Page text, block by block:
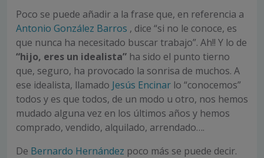
Poco se puede añadir a la frase que, en referencia a
Antonio González Barros , dice “si no le conoce, es
que nunca ha necesitado buscar trabajo”. Ah!! Y lo de
“hijo, eres un idealista” ha sido el punto tierno
que, seguro, ha provocado la sonrisa de muchos. A
ese idealista, llamado Jesús Encinar lo “conocemos”
todos y es que todos, de un modo u otro, nos hemos
mudado alguna vez en los últimos años y hemos
comprado, vendido, alquilado, arrendado….
De Bernardo Hernández poco más se puede decir.